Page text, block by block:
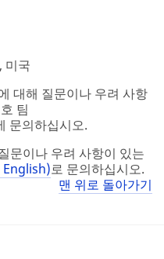
미국
대해 질문이나 우려 사항
팀
문의하십시오.
문이나 우려 사항이 있는
English)로 문의하십시오.
맨 위로 돌아가기